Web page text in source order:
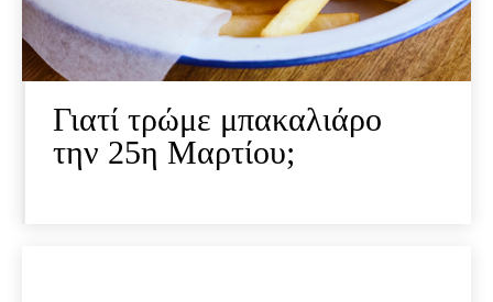
Γιατί τρώμε μπακαλιάρο
την 25η Μαρτίου;